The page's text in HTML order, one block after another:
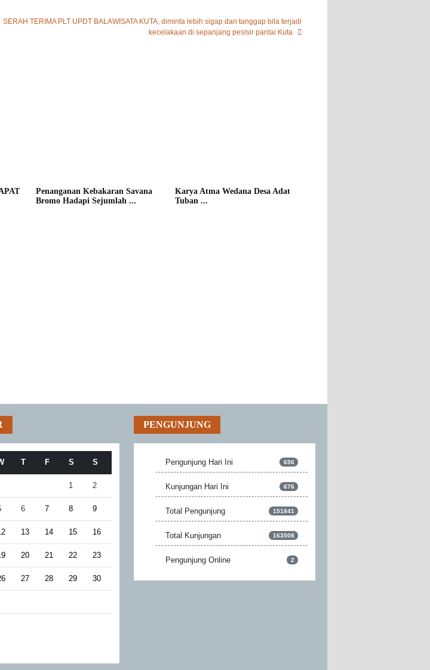
SERAH TERIMA PLT UPDT BALAWISATA KUTA, diminta lebih sigap dan tanggap bila terjadi
kecelakaan di sepanjang pesisir pantai Kuta
Penanganan Kebakaran Savana
Bromo Hadapi Sejumlah ...
Karya Atma Wedana Desa Adat
Tuban ...
T F S S
1 2
6 7 8 9
13 14 15 16
20 21 22 23
27 28 29 30
PENGUNJUNG
Pengunjung Hari Ini 656
Kunjungan Hari Ini 676
Total Pengunjung 151841
Total Kunjungan 163508
Pengunjung Online 2